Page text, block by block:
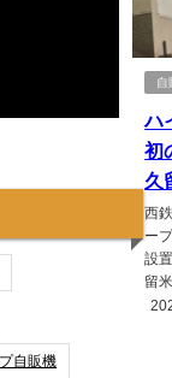
自
ハ
初
久
西
ー
設
留
自販機